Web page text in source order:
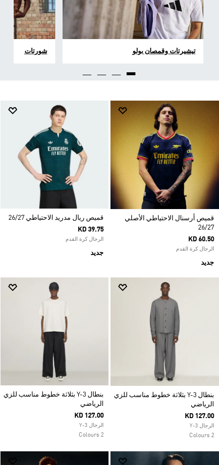
تيشيرتات وقمصان بولو شورتات
قميص أرسنال الاحتياطي الأصلي
26/27
KD 60.50
الرجال كرة القدم
جديد
قميص ريال مدريد الاحتياطي 26/27
KD 39.75
الرجال كرة القدم
جديد
بنطال Y-3 بثلاثة خطوط مناسب للزي
الرياضي
KD 127.00
الرجال Y-3
2 Colours
بنطال Y-3 بثلاثة خطوط مناسب للزي
الرياضي
KD 127.00
الرجال Y-3
2 Colours